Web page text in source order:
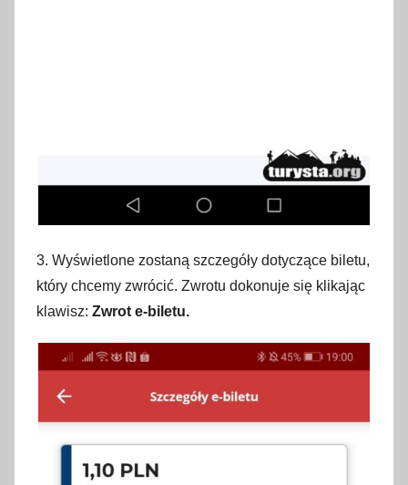
3. Wyświetlone zostaną szczegóły dotyczące biletu,
który chcemy zwrócić. Zwrotu dokonuje się klikając
klawisz: Zwrot e-biletu.